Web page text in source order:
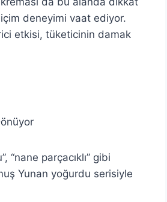
deneyimi vaat ediyor.
etkisi, tüketicinin damak
“nane parçacıklı” gibi
Yunan yoğurdu serisiyle